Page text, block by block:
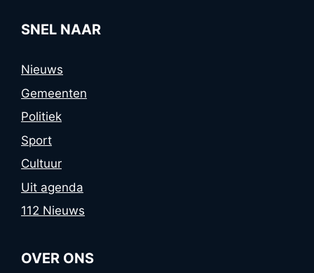
SNEL NAAR
Nieuws
Gemeenten
Politiek
Sport
Cultuur
Uit agenda
112 Nieuws
OVER ONS